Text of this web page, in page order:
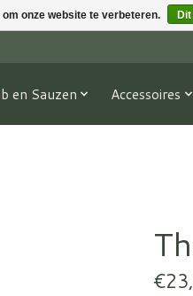
en Sauzen Accessoires
onze website te verbeteren.